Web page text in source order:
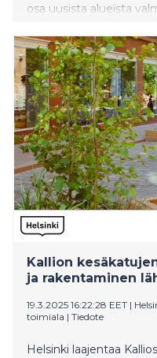
osa uusista alueista
Kallion
ja rakentaminen
19.3.2025 16:22:28 EET |
toimiala | Tiedote
Helsinki laajentaa